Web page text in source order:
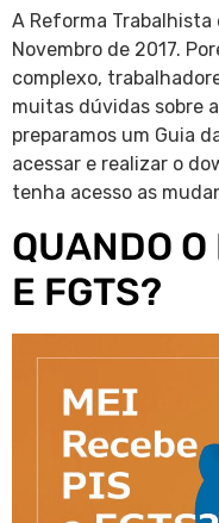
A Reforma Trabalhista
Novembro de 2017.
complexo,
muitas dúvidas sobre
preparamos um Guia
acessar e realizar o
tenha acesso as
QUANDO
E FGTS?